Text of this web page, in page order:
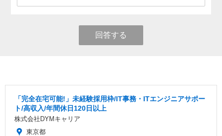
回答する
「完全在宅可能!」未経験採用枠/IT事務・ITエンジニアサポー
ト/高収入/年間休日120日以上
株式会社DYMキャリア
東京都